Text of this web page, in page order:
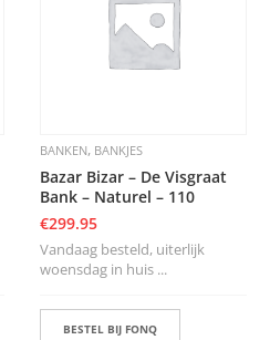
BANKEN, BANKJES
Bazar Bizar – De Visgraat
Bank – Naturel – 110
€299.95
Vandaag besteld, uiterlijk
woensdag in huis ...
BESTEL BIJ FONQ